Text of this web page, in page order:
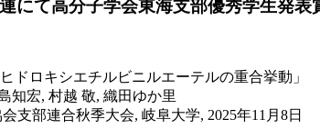
にて高分子学会東海支部優秀学生発表
ドロキシエチルビニルエーテルの重合挙動」
知宏, 村越 敬, 織田ゆか里
支部連合秋季大会, 岐阜大学, 2025年11月8日